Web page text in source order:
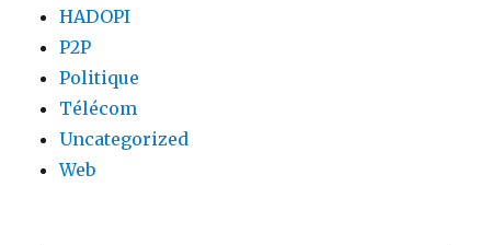
HADOPI
P2P
Politique
Télécom
Uncategorized
Web